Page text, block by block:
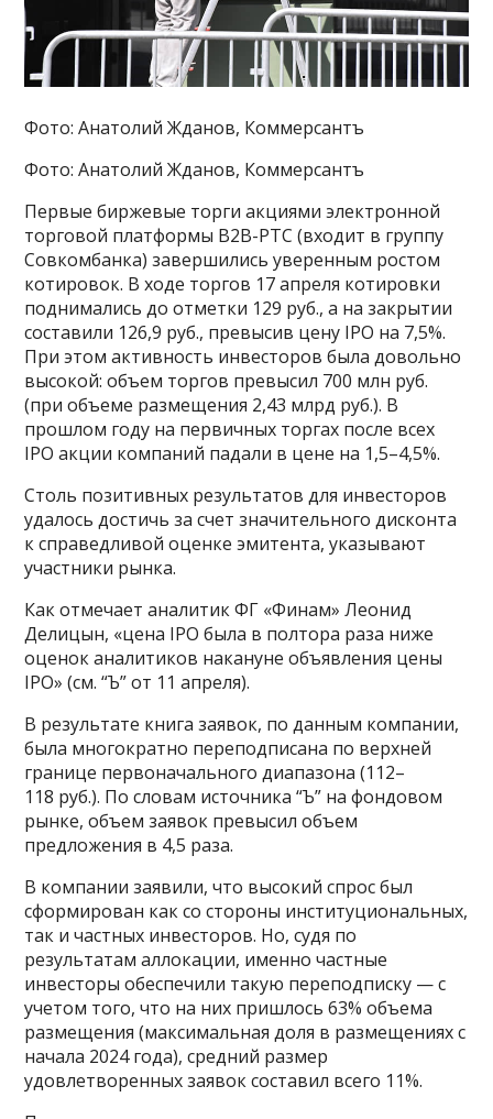
Фото: Анатолий Жданов, Коммерсантъ
Фото: Анатолий Жданов, Коммерсантъ
Первые биржевые торги акциями электронной
торговой платформы B2B-РТС (входит в группу
Совкомбанка) завершились уверенным ростом
котировок. В ходе торгов 17 апреля котировки
поднимались до отметки 129 руб., а на закрытии
составили 126,9 руб., превысив цену IPO на 7,5%.
При этом активность инвесторов была довольно
высокой: объем торгов превысил 700 млн руб.
(при объеме размещения 2,43 млрд руб.). В
прошлом году на первичных торгах после всех
IPO акции компаний падали в цене на 1,5–4,5%.
Столь позитивных результатов для инвесторов
удалось достичь за счет значительного дисконта
к справедливой оценке эмитента, указывают
участники рынка.
Как отмечает аналитик ФГ «Финам» Леонид
Делицын, «цена IPO была в полтора раза ниже
оценок аналитиков накануне объявления цены
IPO» (см. “Ъ” от 11 апреля).
В результате книга заявок, по данным компании,
была многократно переподписана по верхней
границе первоначального диапазона (112–
118 руб.). По словам источника “Ъ” на фондовом
рынке, объем заявок превысил объем
предложения в 4,5 раза.
В компании заявили, что высокий спрос был
сформирован как со стороны институциональных,
так и частных инвесторов. Но, судя по
результатам аллокации, именно частные
инвесторы обеспечили такую переподписку — с
учетом того, что на них пришлось 63% объема
размещения (максимальная доля в размещениях с
начала 2024 года), средний размер
удовлетворенных заявок составил всего 11%.